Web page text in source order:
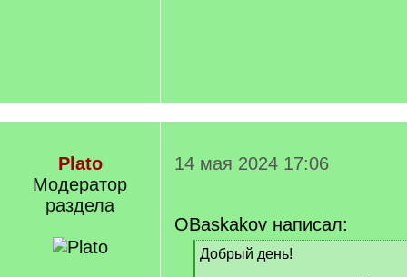
Plato
Модератор
раздела
14 мая 2024 17:06
OBaskakov написал:
[
Добрый день!